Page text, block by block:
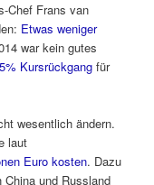
Chef Frans van
Etwas weniger
war kein gutes
Kursrückgang für
wesentlich ändern.
laut
Euro kosten. Dazu
und Russland